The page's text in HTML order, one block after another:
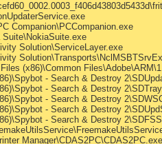
Companion\PCCompanion.exe
Suite\NokiaSuite.exe
Solution\ServiceLayer.exe
(x86)\Common
- Search & Destroy
- Search & Destroy
- Search & Destroy
- Search & Destroy
- Search & Destroy
Manager\CDAS2PC\CDAS2PC.exe